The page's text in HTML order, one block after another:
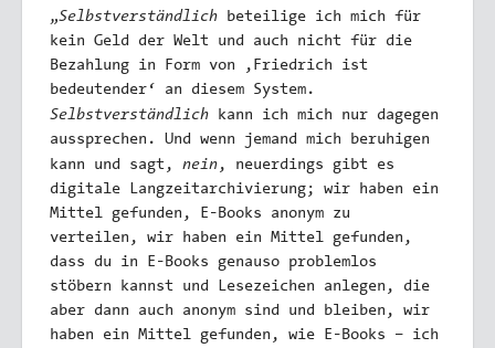
„Selbstverständlich beteilige ich mich für
kein Geld der Welt und auch nicht für die
Bezahlung in Form von ,Friedrich ist
bedeutender‘ an diesem System.
Selbstverständlich kann ich mich nur dagegen
aussprechen. Und wenn jemand mich beruhigen
kann und sagt, nein , neuerdings gibt es
digitale Langzeitarchivierung; wir haben ein
Mittel gefunden, E-Books anonym zu
verteilen, wir haben ein Mittel gefunden,
dass du in E-Books genauso problemlos
stöbern kannst und Lesezeichen anlegen, die
aber dann auch anonym sind und bleiben, wir
haben ein Mittel gefunden, wie E-Books – ich